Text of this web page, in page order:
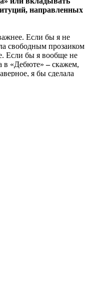
направленных
Если бы я не
свободным прозаиком
Если бы я вообще не
в «Дебюте»–скажем,
я бы сделала